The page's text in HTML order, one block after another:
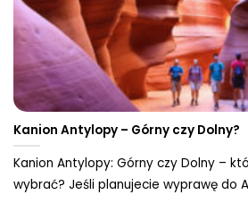
Kanion Antylopy – Górny czy Dolny?
Kanion Antylopy: Górny czy Dolny –
wybrać? Jeśli planujecie wyprawę do